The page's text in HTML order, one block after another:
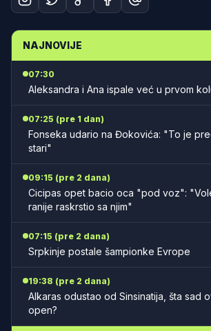
NAJNOVIJE
07:30
Aleksandra i Ana ispale već u prvom
07:25 (pre 1 dan)
Fonseka udario na Đokovića: "To je
stari"
09:15 (pre 2 dana)
Cicipas opet bacio oca "pod voz":
ranije raskrstio sa njim"
07:15 (pre 2 dana)
Srpkinje postale šampionke Evrope
19:38 (pre 2 dana)
Alkaras odustao od Sinsinatija, šta sad
open?